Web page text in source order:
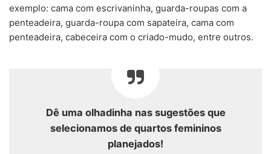
exemplo: cama com escrivaninha, guarda-roupas com a
penteadeira, guarda-roupa com sapateira, cama com
penteadeira, cabeceira com o criado-mudo, entre outros.
Dê uma olhadinha nas sugestões que
selecionamos de quartos femininos
planejados!